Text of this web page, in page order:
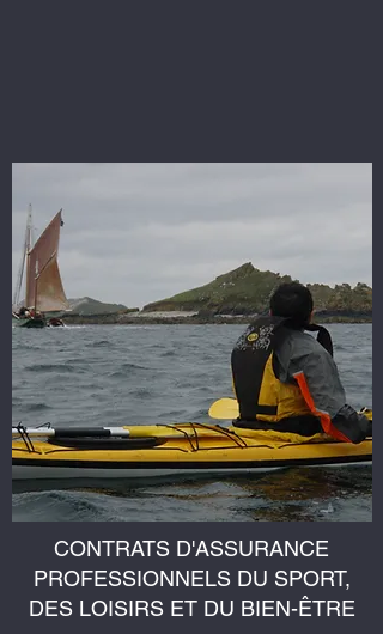
CONTRATS D'ASSURANCE
PROFESSIONNELS DU SPORT,
DES LOISIRS ET DU BIEN-ÊTRE